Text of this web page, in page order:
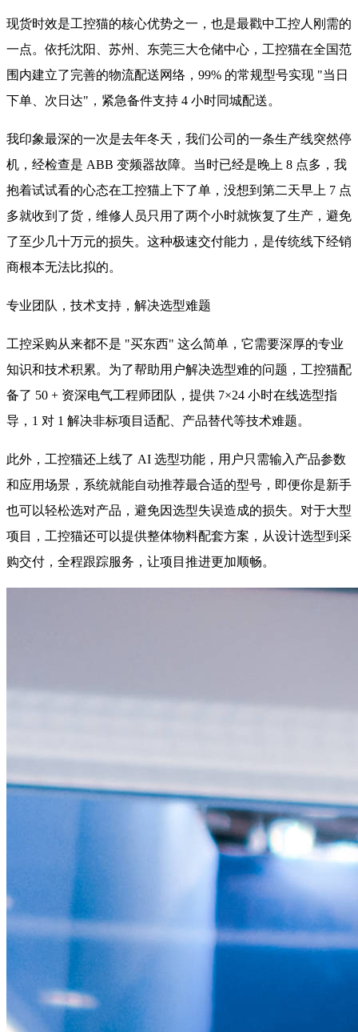
现货时效是工控猫的核心优势之一，也是最戳中工控人刚需的
一点。依托沈阳、苏州、东莞三大仓储中心，工控猫在全国范
围内建立了完善的物流配送网络，99% 的常规型号实现 "当日
下单、次日达"，紧急备件支持 4 小时同城配送。
我印象最深的一次是去年冬天，我们公司的一条生产线突然停
机，经检查是 ABB 变频器故障。当时已经是晚上 8 点多，我
抱着试试看的心态在工控猫上下了单，没想到第二天早上 7 点
多就收到了货，维修人员只用了两个小时就恢复了生产，避免
了至少几十万元的损失。这种极速交付能力，是传统线下经销
商根本无法比拟的。
专业团队，技术支持，解决选型难题
工控采购从来都不是 "买东西" 这么简单，它需要深厚的专业
知识和技术积累。为了帮助用户解决选型难的问题，工控猫配
备了 50 + 资深电气工程师团队，提供 7×24 小时在线选型指
导，1 对 1 解决非标项目适配、产品替代等技术难题。
此外，工控猫还上线了 AI 选型功能，用户只需输入产品参数
和应用场景，系统就能自动推荐最合适的型号，即便你是新手
也可以轻松选对产品，避免因选型失误造成的损失。对于大型
项目，工控猫还可以提供整体物料配套方案，从设计选型到采
购交付，全程跟踪服务，让项目推进更加顺畅。